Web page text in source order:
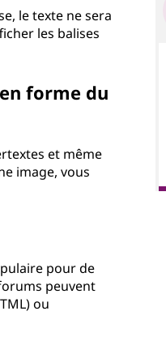
le texte ne sera
les balises
forme du
et même
image, vous
pour de
peuvent
ou